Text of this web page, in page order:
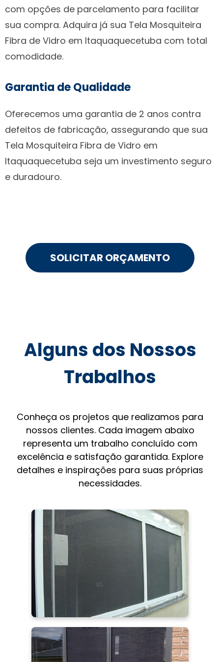
com opções de parcelamento para facilitar
sua compra. Adquira já sua Tela Mosquiteira
Fibra de Vidro em Itaquaquecetuba com total
comodidade.
Garantia de Qualidade
Oferecemos uma garantia de 2 anos contra
defeitos de fabricação, assegurando que sua
Tela Mosquiteira Fibra de Vidro em
Itaquaquecetuba seja um investimento seguro
e duradouro.
SOLICITAR ORÇAMENTO
Alguns dos Nossos
Trabalhos
Conheça os projetos que realizamos para
nossos clientes. Cada imagem abaixo
representa um trabalho concluído com
excelência e satisfação garantida. Explore
detalhes e inspirações para suas próprias
necessidades.